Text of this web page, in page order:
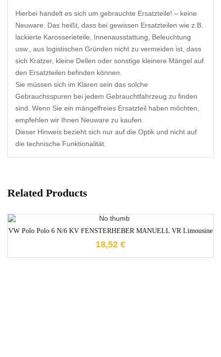
Hierbei handelt es sich um gebrauchte Ersatzteile! – keine
Neuware. Das heißt, dass bei gewissen Ersatzteilen wie z.B.
lackierte Karosserieteile, Innenausstattung, Beleuchtung
usw., aus logistischen Gründen nicht zu vermeiden ist, dass
sich Kratzer, kleine Dellen oder sonstige kleinere Mängel auf
den Ersatzteilen befinden können.
Sie müssen sich im Klaren sein das solche
Gebrauchsspuren bei jedem Gebrauchtfahrzeug zu finden
sind. Wenn Sie ein mängelfreies Ersatzteil haben möchten,
empfehlen wir Ihnen Neuware zu kaufen.
Dieser Hinweis bezieht sich nur auf die Optik und nicht auf
die technische Funktionalität.
Related Products
VW Polo Polo 6 N/6 KV FENSTERHEBER MANUELL VR Limousine
18,52 €